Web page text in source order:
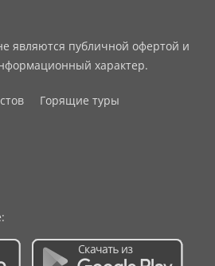
являются публичной офертой и
характер.
Горящие туры